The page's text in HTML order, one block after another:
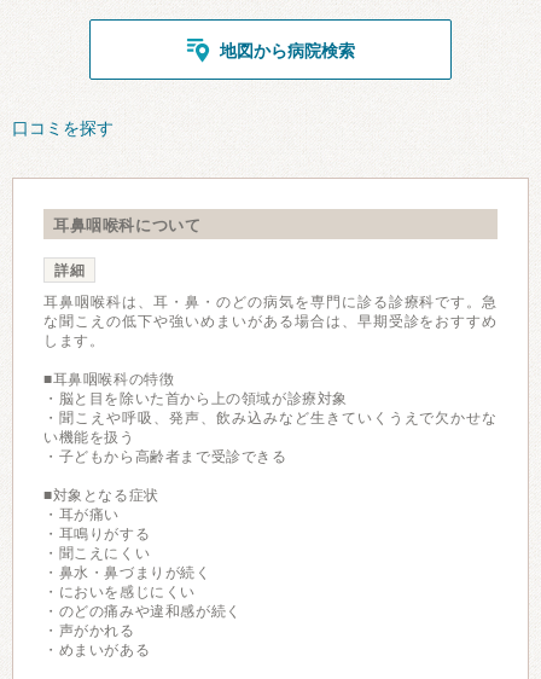
地図から病院検索
口コミを探す
耳鼻咽喉科について
詳細
耳鼻咽喉科は、耳・鼻・のどの病気を専門に診る診療科です。急
な聞こえの低下や強いめまいがある場合は、早期受診をおすすめ
します。
■耳鼻咽喉科の特徴
・脳と目を除いた首から上の領域が診療対象
・聞こえや呼吸、発声、飲み込みなど生きていくうえで欠かせな
い機能を扱う
・子どもから高齢者まで受診できる
■対象となる症状
・耳が痛い
・耳鳴りがする
・聞こえにくい
・鼻水・鼻づまりが続く
・においを感じにくい
・のどの痛みや違和感が続く
・声がかれる
・めまいがある